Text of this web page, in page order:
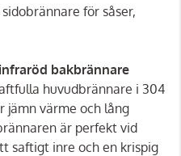
för såser,
bakbrännare
huvudbrännare i 304
värme och lång
är perfekt vid
saftigt inre och en krispig